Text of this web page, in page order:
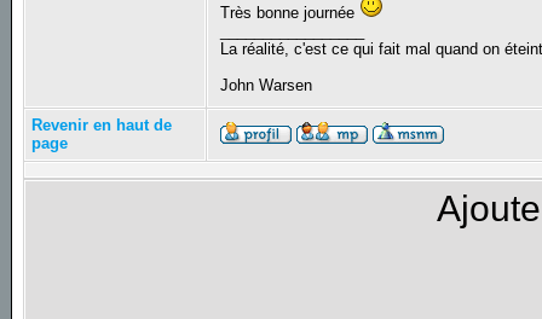
Très bonne journée
La réalité, c'est ce qui fait mal quand on
John Warsen
Revenir en haut de
page